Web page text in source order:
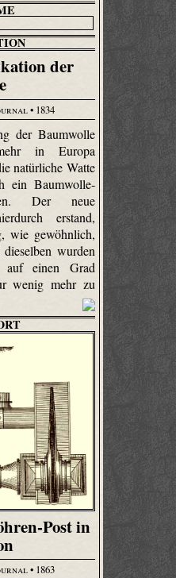
der
• 1834
der Baumwolle
in Europa
natürliche Watte
ein Baumwolle­
Der neue
erstand,
wie gewöhnlich,
wurden
auf einen Grad
wenig mehr zu
Post in
• 1863